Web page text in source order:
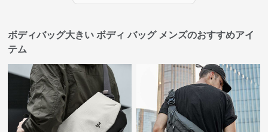
ボディバッグ大きい ボディ バッグ メンズのおすすめアイ
テム